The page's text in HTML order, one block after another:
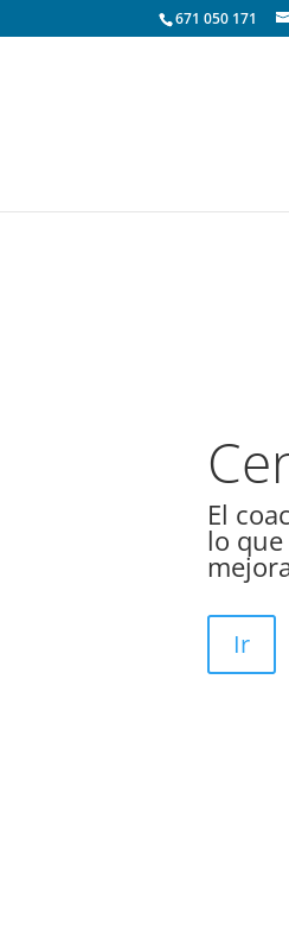
671 050 171
El
lo
Ir